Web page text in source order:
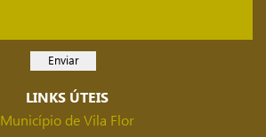
LINKS ÚTEIS
Município de Vila Flor